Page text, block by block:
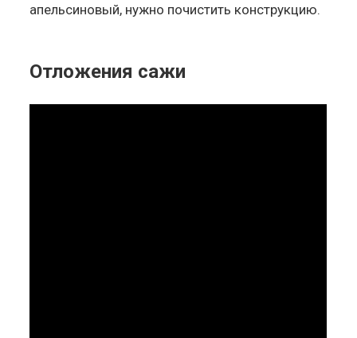
апельсиновый, нужно почистить конструкцию.
Отложения сажи